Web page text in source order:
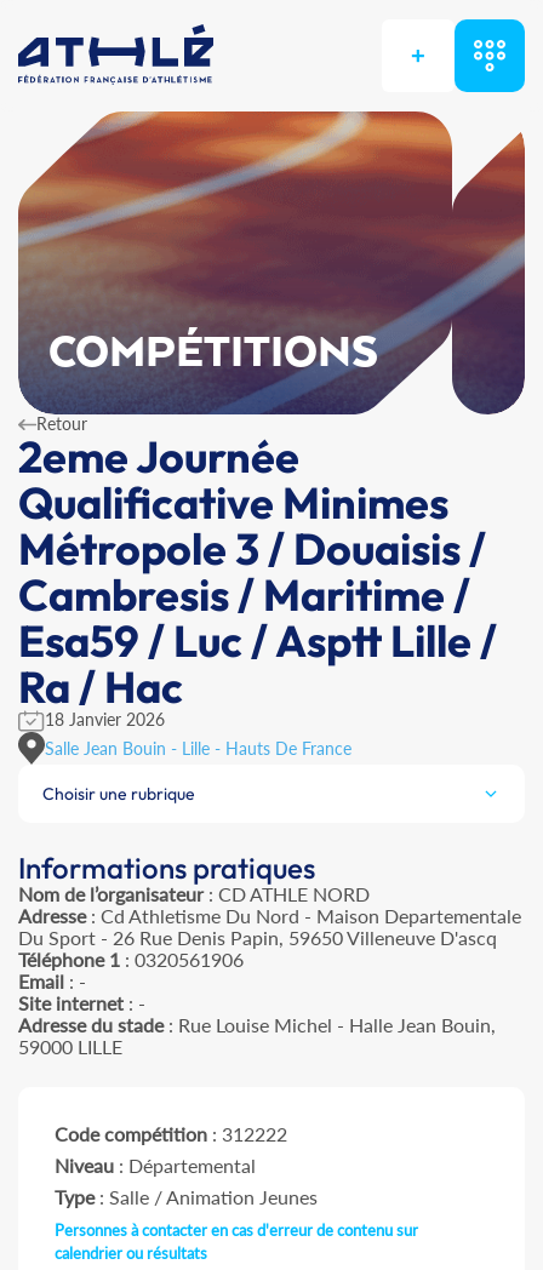
+
COMPÉTITIONS
Retour
2eme Journée
Qualificative Minimes
Métropole 3 / Douaisis /
Cambresis / Maritime /
Esa59 / Luc / Asptt Lille /
Ra / Hac
18 Janvier 2026
Salle Jean Bouin - Lille - Hauts De France
Choisir une rubrique
Informations pratiques
Nom de l’organisateur: CD ATHLE NORD
Adresse: Cd Athletisme Du Nord - Maison Departementale
Du Sport - 26 Rue Denis Papin, 59650 Villeneuve D'ascq
Téléphone 1 : 0320561906
Email : -
Site internet : -
Adresse du stade: Rue Louise Michel - Halle Jean Bouin,
59000 LILLE
Code compétition : 312222
Niveau : Départemental
Type: Salle / Animation Jeunes
Personnes à contacter en cas d'erreur de contenu sur
calendrier ou résultats